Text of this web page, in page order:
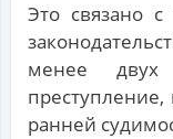
Это связано
менее двух
ранней